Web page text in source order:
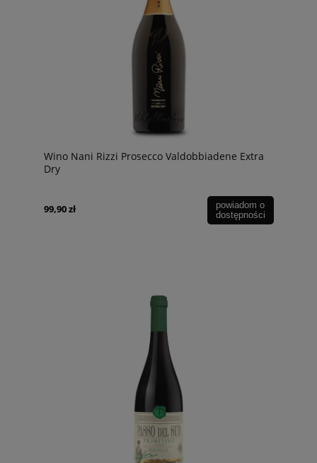
Wino Nani Rizzi Prosecco Valdobbiadene Extra
Dry
99,90 zł
powiadom o
dostępności